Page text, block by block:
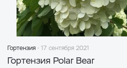
Гортензия 17 сентября 2021
Гортензия Polar Bear